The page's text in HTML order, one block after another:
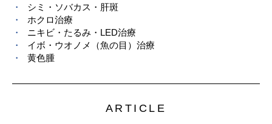
ARTICLE
シミ・ソバカス・肝斑
ホクロ治療
ニキビ・たるみ・LED治療
イボ・ウオノメ（魚の目）治療
黄色腫